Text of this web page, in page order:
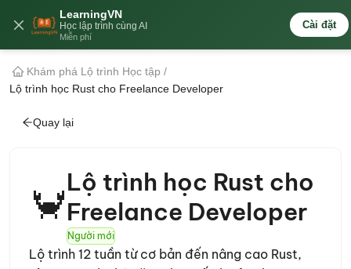
LearningVN
Học lập trình cùng AI
Miễn phí
Cài đặt
🇻🇳
Khám phá Lộ trình Học tập /
Lộ trình học Rust cho Freelance Developer
Quay lại
🦀
Lộ trình học Rust cho
Freelance Developer
Người mới
Lộ trình 12 tuần từ cơ bản đến nâng cao Rust,